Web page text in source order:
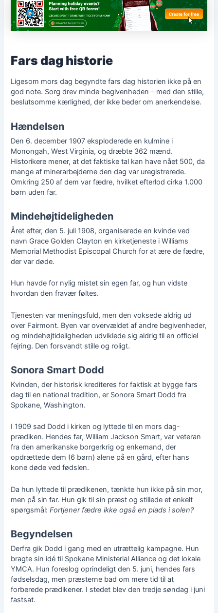
Fars dag historie
Ligesom mors dag begyndte fars dag historien ikke på en
god note. Sorg drev minde‑begivenheden – med den stille,
beslutsomme kærlighed, der ikke beder om anerkendelse.
Hændelsen
Den 6. december 1907 eksploderede en kulmine i
Monongah, West Virginia, og dræbte 362 mænd.
Historikere mener, at det faktiske tal kan have nået 500, da
mange af minerarbejderne den dag var uregistrerede.
Omkring 250 af dem var fædre, hvilket efterlod cirka 1.000
børn uden far.
Mindehøjtideligheden
Året efter, den 5. juli 1908, organiserede en kvinde ved
navn Grace Golden Clayton en kirketjeneste i Williams
Memorial Methodist Episcopal Church for at ære de fædre,
der var døde.
Hun havde for nylig mistet sin egen far, og hun vidste
hvordan den fravær føltes.
Tjenesten var meningsfuld, men den voksede aldrig ud
over Fairmont. Byen var overvældet af andre begivenheder,
og mindehøjtideligheden udviklede sig aldrig til en officiel
fejring. Den forsvandt stille og roligt.
Sonora Smart Dodd
Kvinden, der historisk krediteres for faktisk at bygge fars
dag til en national tradition, er Sonora Smart Dodd fra
Spokane, Washington.
I 1909 sad Dodd i kirken og lyttede til en mors dag-
prædiken. Hendes far, William Jackson Smart, var veteran
fra den amerikanske borgerkrig og enkemand, der
opdrættede dem (6 børn) alene på en gård, efter hans
kone døde ved fødslen.
Da hun lyttede til prædikenen, tænkte hun ikke på sin mor,
men på sin far. Hun gik til sin præst og stillede et enkelt
spørgsmål:Fortjener fædre ikke også en plads i solen?
Begyndelsen
Derfra gik Dodd i gang med en utrættelig kampagne. Hun
bragte sin idé til Spokane Ministerial Alliance og det lokale
YMCA. Hun foreslog oprindeligt den 5. juni, hendes fars
fødselsdag, men præsterne bad om mere tid til at
forberede prædikener. I stedet blev den tredje søndag i juni
fastsat.